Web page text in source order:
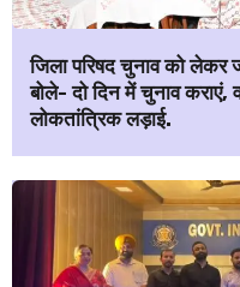
जिला परिषद चुनाव को लेकर
बोले- दो दिन में चुनाव
लोकतांत्रिक लड़ाई.